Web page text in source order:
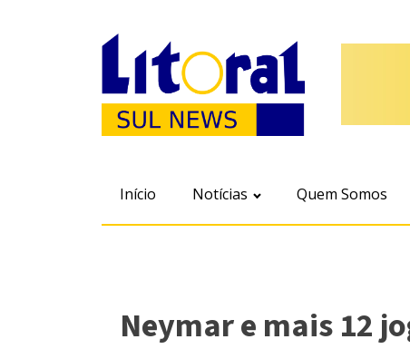
Início Notícias Quem Somos
Neymar e mais 12